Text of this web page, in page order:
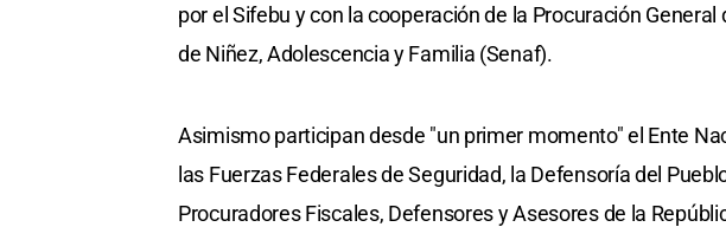
por el Sifebu y con la cooperación de la Procuración
de Niñez, Adolescencia y Familia (Senaf).
Asimismo participan desde "un primer momento" el Ente
las Fuerzas Federales de Seguridad, la Defensoría del
Procuradores Fiscales, Defensores y Asesores de la